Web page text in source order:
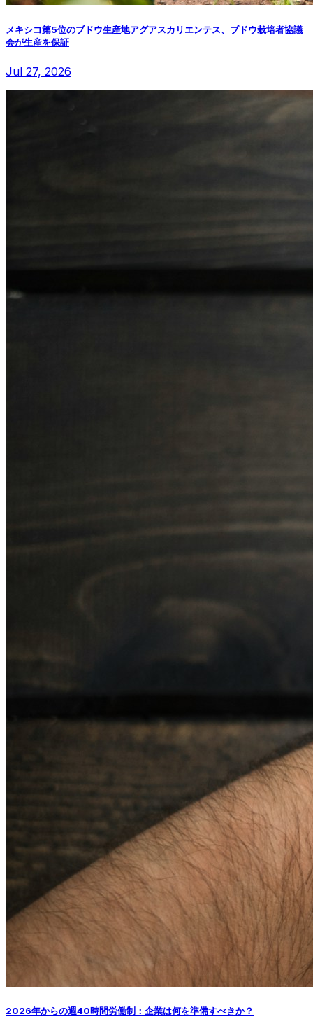
メキシコ第5位のブドウ生産地アグアスカリエンテス、ブドウ栽培者協議
会が生産を保証
Jul 27, 2026
2026年からの週40時間労働制：企業は何を準備すべきか？